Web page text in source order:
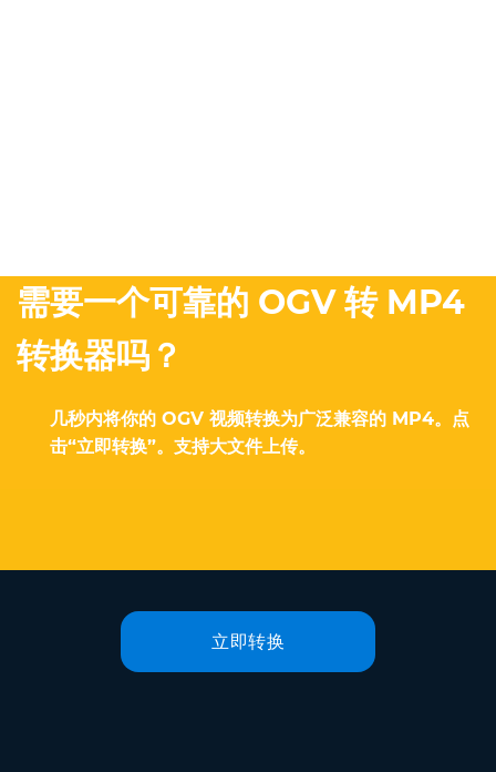
需要一个可靠的 OGV 转 MP4
转换器吗？
几秒内将你的 OGV 视频转换为广泛兼容的 MP4。点
击“立即转换”。支持大文件上传。
立即转换